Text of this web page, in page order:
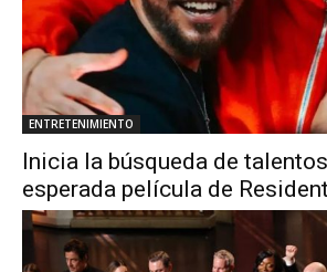
ENTRETENIMIENTO
Inicia la búsqueda de
esperada película de